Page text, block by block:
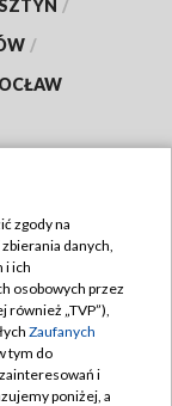
/
/
zgody na
danych,
i ich
osobowych przez
również „TVP”),
Zaufanych
tym do
i
poniżej, a